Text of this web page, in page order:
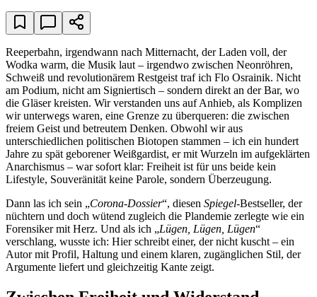
Reeperbahn, irgendwann nach Mitternacht, der Laden voll, der
Wodka warm, die Musik laut – irgendwo zwischen Neonröhren,
Schweiß und revolutionärem Restgeist traf ich Flo Osrainik. Nicht
am Podium, nicht am Signiertisch – sondern direkt an der Bar, wo
die Gläser kreisten. Wir verstanden uns auf Anhieb, als Komplizen
wir unterwegs waren, eine Grenze zu überqueren: die zwischen
freiem Geist und betreutem Denken. Obwohl wir aus
unterschiedlichen politischen Biotopen stammen – ich ein hundert
Jahre zu spät geborener Weißgardist, er mit Wurzeln im aufgeklärten
Anarchismus – war sofort klar: Freiheit ist für uns beide kein
Lifestyle, Souveränität keine Parole, sondern Überzeugung.
Dann las ich sein „Corona-Dossier“, diesen Spiegel-Bestseller, der
nüchtern und doch wütend zugleich die Plandemie zerlegte wie ein
Forensiker mit Herz. Und als ich „Lügen, Lügen, Lügen“
verschlang, wusste ich: Hier schreibt einer, der nicht kuscht – ein
Autor mit Profil, Haltung und einem klaren, zugänglichen Stil, der
Argumente liefert und gleichzeitig Kante zeigt.